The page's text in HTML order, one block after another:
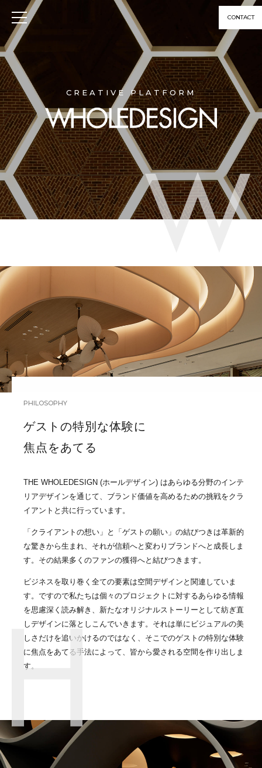
CONTACT
CREATIVE PLATFORM
PHILOSOPHY
ゲストの特別な体験に
焦点をあてる
THE WHOLEDESIGN (ホールデザイン) はあらゆる分野のインテ
リアデザインを通じて、ブランド価値を高めるための挑戦をクラ
イアントと共に行っています。
「クライアントの想い」と「ゲストの願い」の結びつきは革新的
な驚きから生まれ、それが信頼へと変わりブランドへと成長しま
す。その結果多くのファンの獲得へと結びつきます。
ビジネスを取り巻く全ての要素は空間デザインと関連していま
す。ですので私たちは個々のプロジェクトに対するあらゆる情報
を思慮深く読み解き、新たなオリジナルストーリーとして紡ぎ直
しデザインに落としこんでいきます。それは単にビジュアルの美
しさだけを追いかけるのではなく、そこでのゲストの特別な体験
に焦点をあてる手法によって、皆から愛される空間を作り出しま
す。